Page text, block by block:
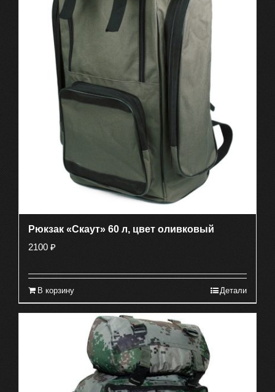
Рюкзак «Скаут» 60 л, цвет оливковый
2100 ₽
В корзину Детали